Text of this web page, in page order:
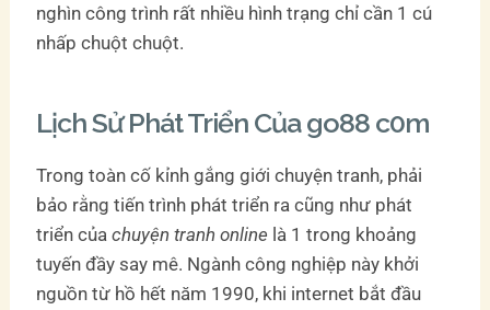
nghìn công trình rất nhiều hình trạng chỉ cần 1 cú
nhấp chuột chuột.
Lịch Sử Phát Triển Của go88 c0m
Trong toàn cố kỉnh gắng giới chuyện tranh, phải
bảo rằng tiến trình phát triển ra cũng như phát
triển củachuyện tranh online là 1 trong khoảng
tuyến đầy say mê. Ngành công nghiệp này khởi
nguồn từ hồ hết năm 1990, khi internet bắt đầu